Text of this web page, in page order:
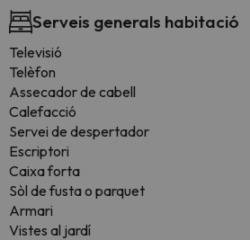
Serveis generals habitació
Televisió
Telèfon
Assecador de cabell
Calefacció
Servei de despertador
Escriptori
Caixa forta
Sòl de fusta o parquet
Armari
Vistes al jardí